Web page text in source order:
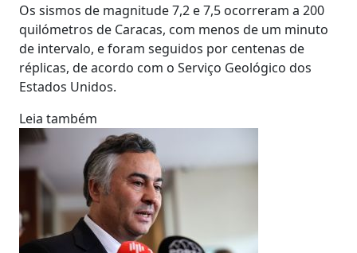
Os sismos de magnitude 7,2 e 7,5 ocorreram a 200
quilómetros de Caracas, com menos de um minuto
de intervalo, e foram seguidos por centenas de
réplicas, de acordo com o Serviço Geológico dos
Estados Unidos.
Leia também